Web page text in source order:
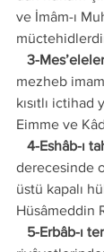
ve İmâm-ı
3-
mezheb
kısıtlı
Eimme ve
4-Eshâb-ı
derecesinde
üstü kapalı
Hüsâmeddin
5-Erbâb-ı